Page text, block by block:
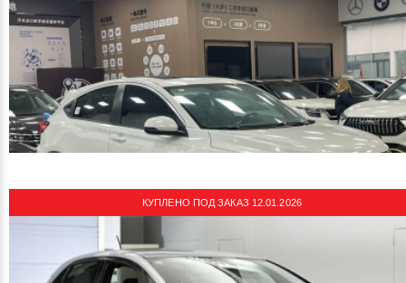
смотреть подробнее
Цена: 2700000 руб
HONDA STEP WAGON 2025
Новый автомобиль под заказ из Японии!
MIRIVE Aichi S AA
Объем двигателя: 1.5 л
Пробег: 4 км
Комплектация: Spada
смотреть подробнее
КУПЛЕНО ПОД ЗАКАЗ 12.01.2026